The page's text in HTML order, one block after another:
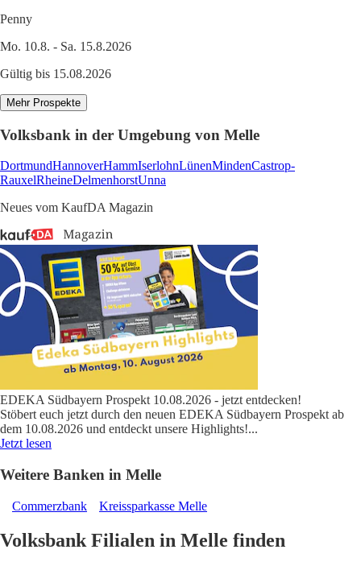
Penny
Mo. 10.8. - Sa. 15.8.2026
Gültig bis 15.08.2026
Mehr Prospekte
Volksbank in der Umgebung von Melle
DortmundHannoverHammIserlohnLünenMindenCastrop-
RauxelRheineDelmenhorstUnna
Neues vom KaufDA Magazin
EDEKA Südbayern Prospekt 10.08.2026 - jetzt entdecken!
Stöbert euch jetzt durch den neuen EDEKA Südbayern Prospekt ab
dem 10.08.2026 und entdeckt unsere Highlights!...
Jetzt lesen
Weitere Banken in Melle
Commerzbank Kreissparkasse Melle
Volksbank Filialen in Melle finden